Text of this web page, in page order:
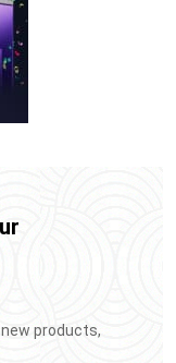
products,